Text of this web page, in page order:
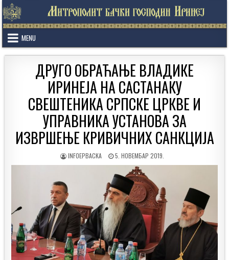
Skip
to
content
MENU
ДРУГО ОБРАЋАЊЕ ВЛАДИКЕ
ИРИНЕЈА НА САСТАНАКУ
СВЕШТЕНИКА СРПСКЕ ЦРКВЕ И
УПРАВНИКА УСТАНОВА ЗА
ИЗВРШЕЊЕ КРИВИЧНИХ САНКЦИЈА
AUTHOR:
INFOEPBACKA
PUBLISHED
DATE:
5. НОВЕМБАР 2019.